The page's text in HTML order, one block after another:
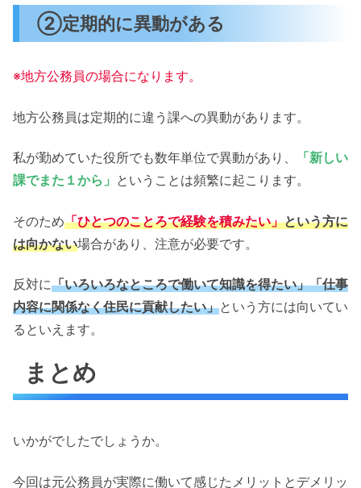
②定期的に異動がある
※地方公務員の場合になります。
地方公務員は定期的に違う課への異動があります。
私が勤めていた役所でも数年単位で異動があり、
「新しい
課でまた１から」 ということは頻繁に起こります。
そのため「ひとつのことろで経験を積みたい」という方に
は向かない場合があり、注意が必要です。
反対に「いろいろなところで働いて知識を得たい」「仕事
内容に関係なく住民に貢献したい」という方には向いてい
るといえます。
まとめ
いかがでしたでしょうか。
今回は元公務員が実際に働いて感じたメリットとデメリッ